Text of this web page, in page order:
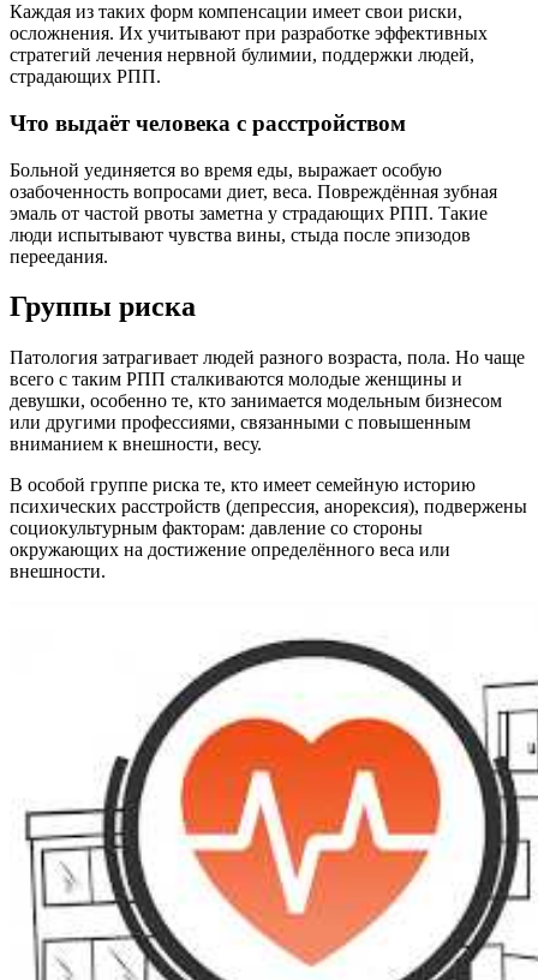
Каждая из таких форм компенсации имеет свои риски,
осложнения. Их учитывают при разработке эффективных
стратегий лечения нервной булимии, поддержки людей,
страдающих РПП.
Что выдаёт человека с расстройством
Больной уединяется во время еды, выражает особую
озабоченность вопросами диет, веса. Повреждённая зубная
эмаль от частой рвоты заметна у страдающих РПП. Такие
люди испытывают чувства вины, стыда после эпизодов
переедания.
Группы риска
Патология затрагивает людей разного возраста, пола. Но чаще
всего с таким РПП сталкиваются молодые женщины и
девушки, особенно те, кто занимается модельным бизнесом
или другими профессиями, связанными с повышенным
вниманием к внешности, весу.
В особой группе риска те, кто имеет семейную историю
психических расстройств (депрессия, анорексия), подвержены
социокультурным факторам: давление со стороны
окружающих на достижение определённого веса или
внешности.